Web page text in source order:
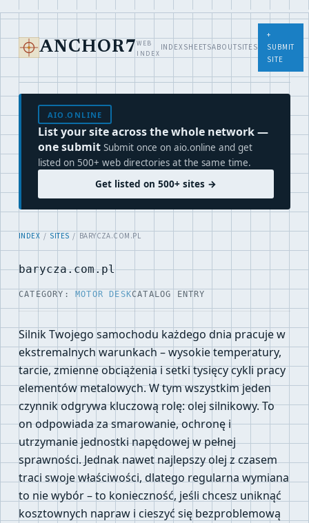
ANCHOR7 WEB
INDEX
INDEXSHEETSABOUTSITES
+
SUBMIT
SITE
AIO.ONLINE
List your site across the whole network —
one submit Submit once on aio.online and get
listed on 500+ web directories at the same time.
Get listed on 500+ sites →
INDEX / SITES / BARYCZA.COM.PL
barycza.com.pl
CATEGORY: MOTOR DESKCATALOG ENTRY
Silnik Twojego samochodu każdego dnia pracuje w
ekstremalnych warunkach – wysokie temperatury,
tarcie, zmienne obciążenia i setki tysięcy cykli pracy
elementów metalowych. W tym wszystkim jeden
czynnik odgrywa kluczową rolę: olej silnikowy. To
on odpowiada za smarowanie, ochronę i
utrzymanie jednostki napędowej w pełnej
sprawności. Jednak nawet najlepszy olej z czasem
traci swoje właściwości, dlatego regularna wymiana
to nie wybór – to konieczność, jeśli chcesz uniknąć
kosztownych napraw i cieszyć się bezproblemową